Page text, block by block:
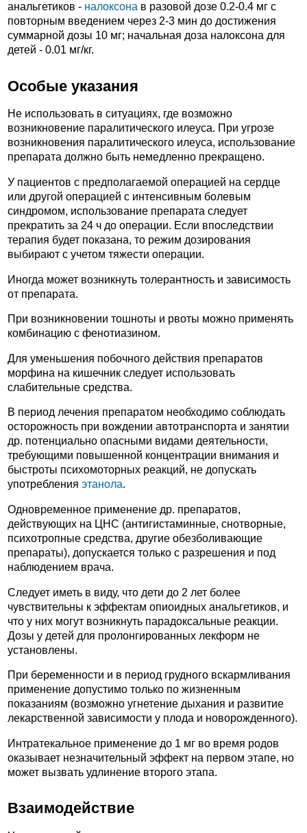
анальгетиков - налоксона в разовой дозе 0.2-0.4 мг с
повторным введением через 2-3 мин до достижения
суммарной дозы 10 мг; начальная доза налоксона для
детей - 0.01 мг/кг.
Особые указания
Не использовать в ситуациях, где возможно
возникновение паралитического илеуса. При угрозе
возникновения паралитического илеуса, использование
препарата должно быть немедленно прекращено.
У пациентов с предполагаемой операцией на сердце
или другой операцией с интенсивным болевым
синдромом, использование препарата следует
прекратить за 24 ч до операции. Если впоследствии
терапия будет показана, то режим дозирования
выбирают с учетом тяжести операции.
Иногда может возникнуть толерантность и зависимость
от препарата.
При возникновении тошноты и рвоты можно применять
комбинацию с фенотиазином.
Для уменьшения побочного действия препаратов
морфина на кишечник следует использовать
слабительные средства.
В период лечения препаратом необходимо соблюдать
осторожность при вождении автотранспорта и занятии
др. потенциально опасными видами деятельности,
требующими повышенной концентрации внимания и
быстроты психомоторных реакций, не допускать
употребления этанола.
Одновременное применение др. препаратов,
действующих на ЦНС (антигистаминные, снотворные,
психотропные средства, другие обезболивающие
препараты), допускается только с разрешения и под
наблюдением врача.
Следует иметь в виду, что дети до 2 лет более
чувствительны к эффектам опиоидных анальгетиков, и
что у них могут возникнуть парадоксальные реакции.
Дозы у детей для пролонгированных лекформ не
установлены.
При беременности и в период грудного вскармливания
применение допустимо только по жизненным
показаниям (возможно угнетение дыхания и развитие
лекарственной зависимости у плода и новорожденного).
Интратекальное применение до 1 мг во время родов
оказывает незначительный эффект на первом этапе, но
может вызвать удлинение второго этапа.
Взаимодействие